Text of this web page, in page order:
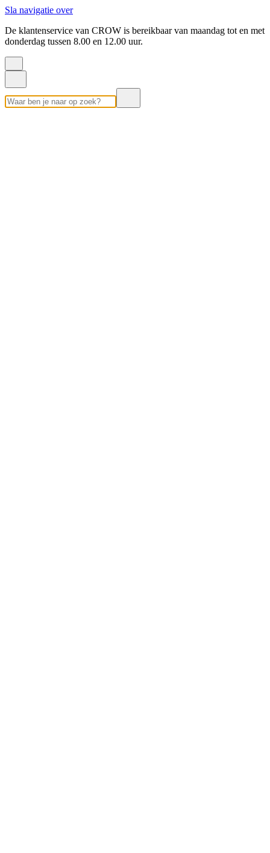
Sla navigatie over
De klantenservice van CROW is bereikbaar van maandag tot en met
donderdag tussen 8.00 en 12.00 uur.